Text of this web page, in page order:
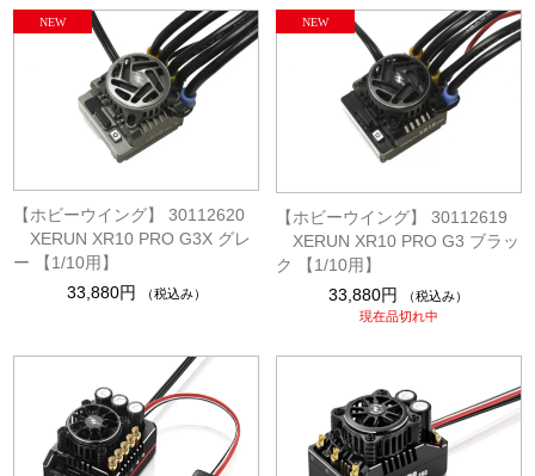
【ホビーウイング】 30112620
XERUN XR10 PRO G3X グレ
ー 【1/10用】
33,880円
（税込み）
【ホビーウイング】 30112619
XERUN XR10 PRO G3 ブラッ
ク 【1/10用】
33,880円
（税込み）
現在品切れ中